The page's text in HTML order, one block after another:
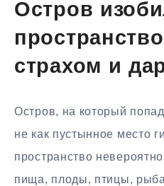
Остров
страхом и
Остров, на который
не как пустынное место
пространство
пища, плоды, птицы,